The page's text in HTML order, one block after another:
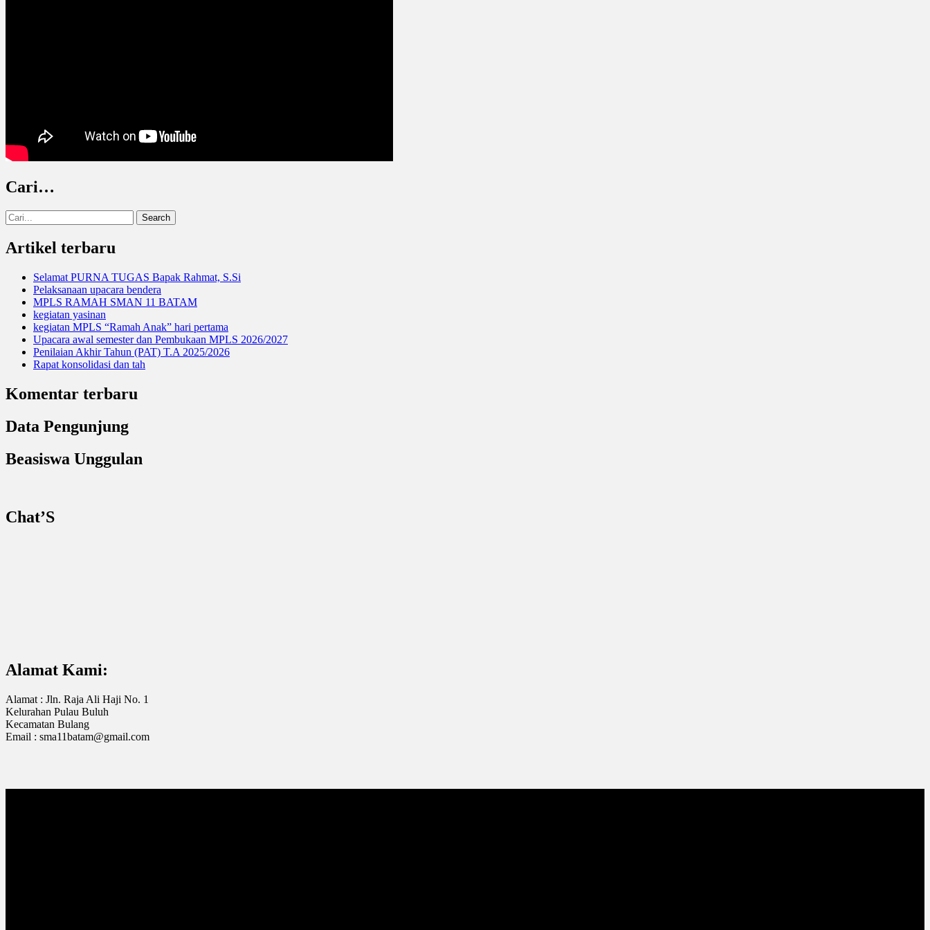
Cari…
Search
for:
Artikel terbaru
Selamat PURNA TUGAS Bapak Rahmat, S.Si
Pelaksanaan upacara bendera
MPLS RAMAH SMAN 11 BATAM
kegiatan yasinan
kegiatan MPLS “Ramah Anak” hari pertama
Upacara awal semester dan Pembukaan MPLS 2026/2027
Penilaian Akhir Tahun (PAT) T.A 2025/2026
Rapat konsolidasi dan tah
Komentar terbaru
Data Pengunjung
Beasiswa Unggulan
Chat’S
Alamat Kami:
Alamat : Jln. Raja Ali Haji No. 1
Kelurahan Pulau Buluh
Kecamatan Bulang
Email : sma11batam@gmail.com